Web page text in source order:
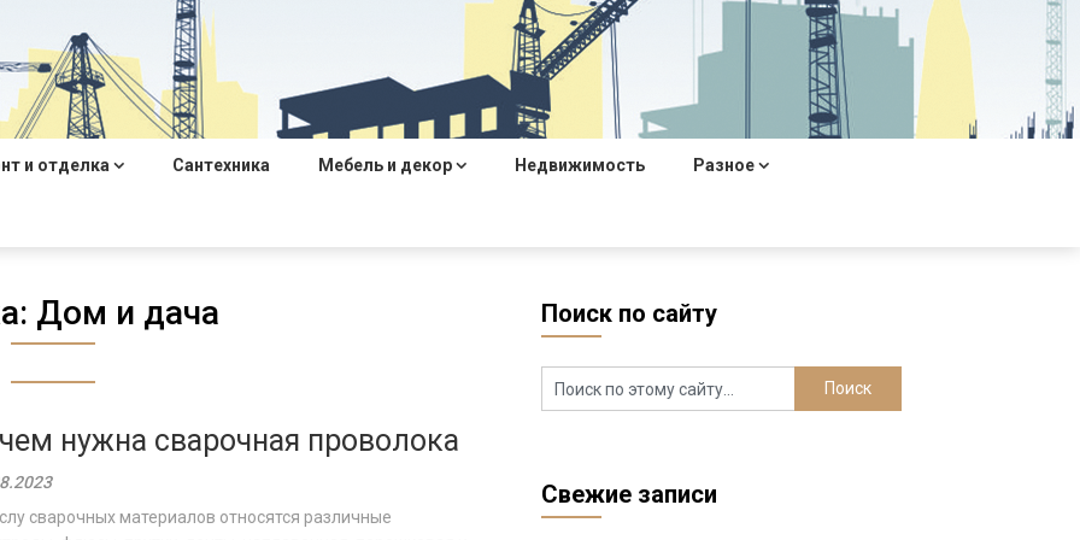
и отделка Сантехника Мебель и декор Недвижимость Разное
Дом и дача
нужна сварочная проволока
сварочных материалов относятся различные
Поиск по сайту
Свежие записи